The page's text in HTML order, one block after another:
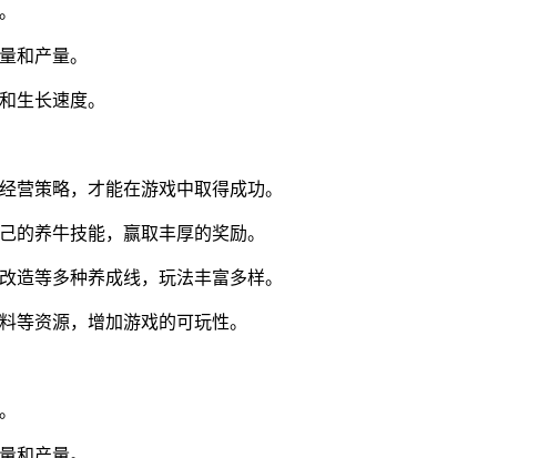
和产量。
生长速度。
营策略，才能在游戏中取得成功。
的养牛技能，赢取丰厚的奖励。
造等多种养成线，玩法丰富多样。
等资源，增加游戏的可玩性。